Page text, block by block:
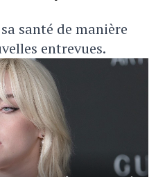
santé de manière
entrevues.